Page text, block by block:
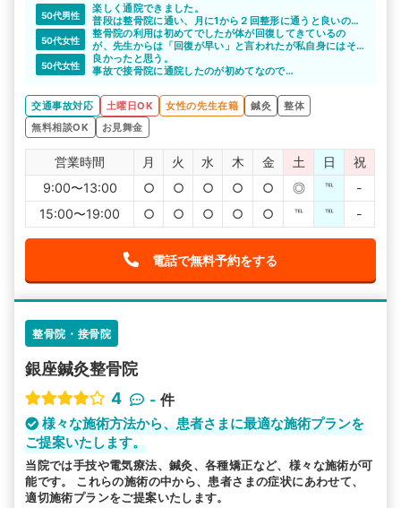
50代男性
楽しく通院できました。
普段は整骨院に通い、月に1から２回整形に通うと良いので
は。
50代女性
整骨院の利用は初めてでしたが体が回復してきているの
が、先生からは「回復が早い」と言われたが私自身にはそ
こまでの回復力がいまいちよく分からなかった。ただ、先
生はとても親身に話しを聞いて下さり共感して下さり心が
50代女性
良かったと思う。
事故で接骨院に通院したのが初めてなので
いが 施術で楽になったのはある。
交通事故対応 土曜日OK 女性の先生在籍 鍼灸
整体
無料相談OK
お見舞金
営業時間 月 火 水 木 金 土 日
祝
9:00〜13:00
○ ○ ○ ○ ○ ◎ ℡
-
15:00〜19:00
○ ○ ○ ○ ○ ℡ ℡ -
電話で無料予約をする
整骨院・接骨院
銀座鍼灸整骨院
4
- 件
様々な施術方法から、患者さまに最適な施術プランを
ご提案いたします。
当院では手技や電気療法、鍼灸、各種矯正など、様々な施術が可
能です。 これらの施術の中から、患者さまの症状にあわせて、
適切施術プランをご提案いたします。